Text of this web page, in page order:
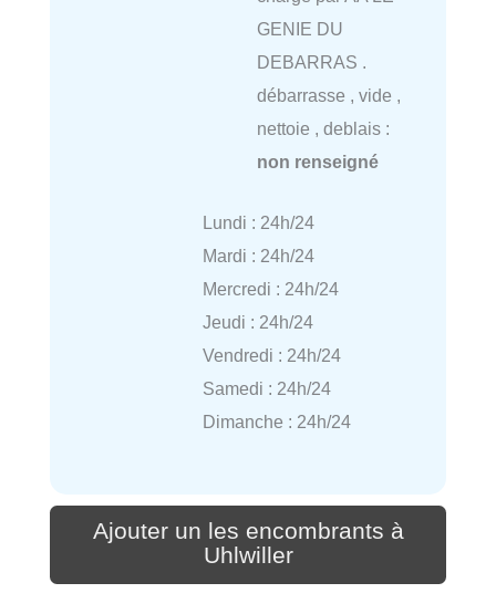
GENIE DU
DEBARRAS .
débarrasse , vide ,
nettoie , deblais :
non renseigné
Lundi : 24h/24
Mardi : 24h/24
Mercredi : 24h/24
Jeudi : 24h/24
Vendredi : 24h/24
Samedi : 24h/24
Dimanche : 24h/24
Ajouter un les encombrants à
Uhlwiller